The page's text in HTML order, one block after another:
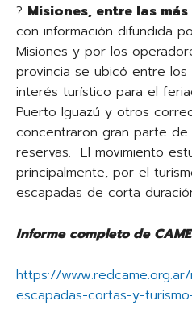
? Misiones, entre las
con información difundida
Misiones y por los
provincia se ubicó entre
interés turístico para el
Puerto Iguazú y otros
concentraron gran parte
reservas. El movimiento
principalmente, por el
escapadas de corta
Informe completo de
https://
escapadas-cortas-y-